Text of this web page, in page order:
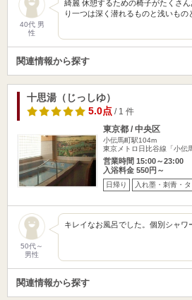
40代 男
性
綺麗 休憩するための椅子がたくさ
り一つは深く潜れるものと浅いもの
関連情報から探す
十思湯（じっしゆ）
5.0点 / 1 件
東京都 / 中央区
小伝馬町駅104m
東京メトロ日比谷線「小伝
営業時間 15:00～23:00
入浴料金 550円～
日帰り 入れ墨・刺青・
50代～
男性
キレイなお風呂でした。個別シャワ
関連情報から探す